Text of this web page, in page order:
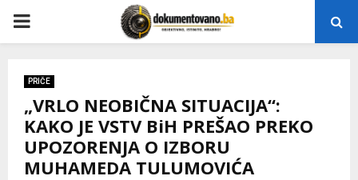
P
M
PRIČE
„VRLO NEOBIČNA SITUACIJA“:
KAKO JE VSTV BiH PREŠAO PREKO
UPOZORENJA O IZBORU
MUHAMEDA TULUMOVIĆA